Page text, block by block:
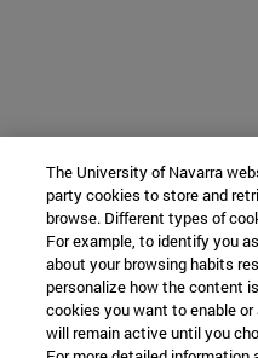
The University of Navarra
party cookies to store and
browse. Different types of
For example, to identify you
about your browsing habits
personalize how the content
cookies you want to enable
will remain active until you